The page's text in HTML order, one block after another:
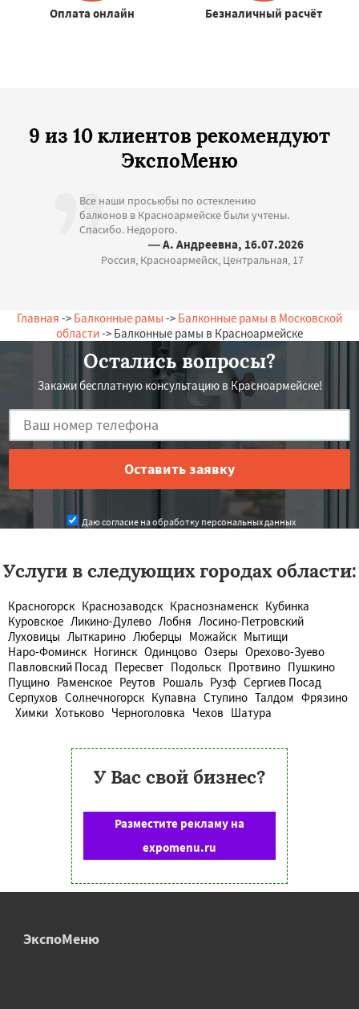
Оплата онлайн Безналичный расчёт
9 из 10 клиентов рекомендуют
ЭкспоМеню
Все наши просьюбы по остеклению
балконов в Красноармейске были учтены.
Спасибо. Недорого.
— А. Андреевна, 16.07.2026
Россия, Красноармейск, Центральная, 17
Главная -> Балконные рамы -> Балконные рамы в Московской
области-> Балконные рамы в Красноармейске
Остались вопросы?
Закажи бесплатную консультацию в Красноармейске!
Даю согласие на обработку персональных данных
Услуги в следующих городах области:
Красногорск Краснозаводск Краснознаменск Кубинка
Куровское Ликино-Дулево Лобня Лосино-Петровский
Луховицы Лыткарино Люберцы Можайск Мытищи
Наро-Фоминск Ногинск Одинцово Озеры Орехово-Зуево
Павловский Посад Пересвет Подольск Протвино Пушкино
Пущино Раменское Реутов Рошаль Рузф Сергиев Посад
Серпухов Солнечногорск Купавна Ступино Талдом Фрязино
Химки Хотьково Черноголовка Чехов Шатура
У Вас свой бизнес?
Разместите рекламу на
expomenu.ru
ЭкспоМеню